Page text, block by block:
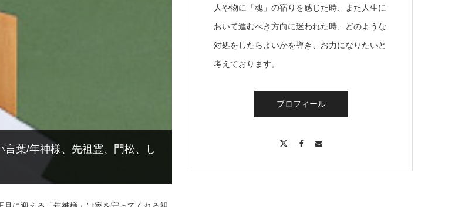
葉/年神様、先祖霊、門松、し
人や物に「魂」の宿りを感じた時、また人生に
おいて進むべき方向に迷われた時、どのような
対処をしたらよいかを導き、お力になりたいと
考えております。
プロフィール